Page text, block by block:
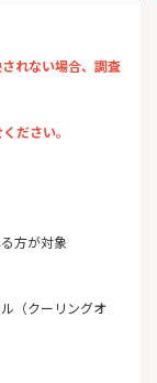
れない場合、調査
ださい。
方が対象
（クーリングオ